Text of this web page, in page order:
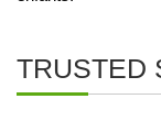
TRUSTED